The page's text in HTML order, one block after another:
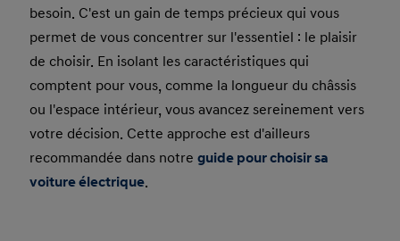
besoin. C'est un gain de temps précieux qui vous
permet de vous concentrer sur l'essentiel : le plaisir
de choisir. En isolant les caractéristiques qui
comptent pour vous, comme la longueur du châssis
ou l'espace intérieur, vous avancez sereinement vers
votre décision. Cette approche est d'ailleurs
recommandée dans notreguide pour choisir sa
voiture électrique.